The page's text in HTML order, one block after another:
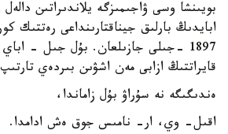
بويىنشا وسى ۋاجىمىزگە يلاندىراتىن
ابايدىڭ بارلىق جيناقتارىنداعى رەتتىك
1897 -جىلى جازىلعان. بۇل جىل -
قايراتتىڭ ازابى مەن اشۋىن بىردەي
ەندىگىگە نە سۇراۋ بۇل زاماندا،
اقىل- وي، ار- نامىس جوق ەش ادامدا.